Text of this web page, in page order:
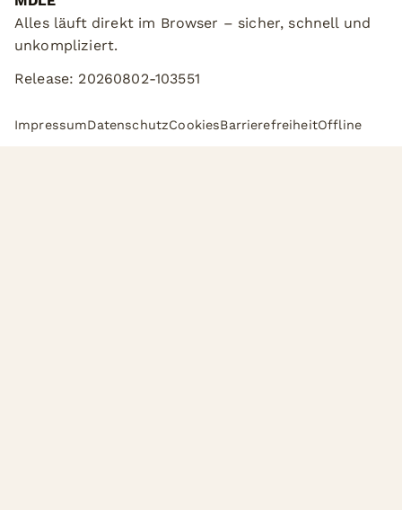
Alles läuft direkt im Browser – sicher, schnell und
unkompliziert.
Release: 20260802-103551
ImpressumDatenschutzCookiesBarrierefreiheitOffline